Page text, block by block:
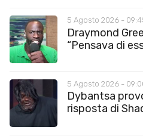
5 Agosto 2026 -
Draymond
“Pensava di
5 Agosto 2026 -
Dybantsa
risposta di